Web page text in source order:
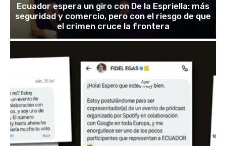
Ecuador espera un giro con De la Espriella: más
seguridad y comercio, pero con el riesgo de que
el crimen cruce la frontera